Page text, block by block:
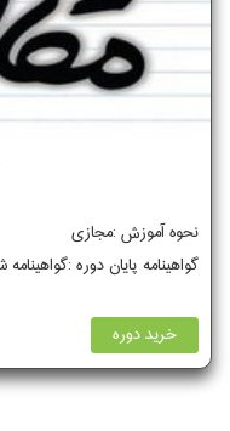
نحوه آموزش :مجازی
گواهینامه پایان دوره
خرید دوره